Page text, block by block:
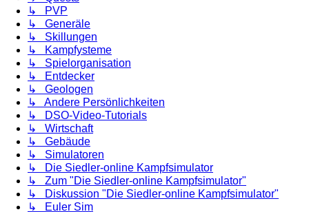
↳ PVP
↳ Generäle
↳ Skillungen
↳ Kampfysteme
↳ Spielorganisation
↳ Entdecker
↳ Geologen
↳ Andere Persönlichkeiten
↳ DSO-Video-Tutorials
↳ Wirtschaft
↳ Gebäude
↳ Simulatoren
↳ Die Siedler-online Kampfsimulator
↳ Zum "Die Siedler-online Kampfsimulator"
↳ Diskussion "Die Siedler-online Kampfsimulator"
↳ Euler Sim